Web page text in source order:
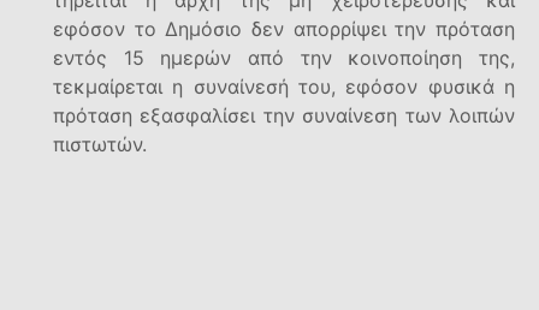
εφόσον το Δημόσιο δεν απορρίψει την πρόταση
εντός 15 ημερών από την κοινοποίηση της,
τεκμαίρεται η συναίνεσή του, εφόσον φυσικά η
πρόταση εξασφαλίσει την συναίνεση των λοιπών
πιστωτών.